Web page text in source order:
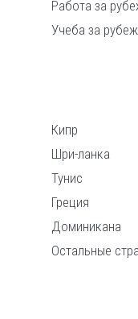
Работа за
Учеба за
Кипр
Шри-ланка
Тунис
Греция
Доминикана
Остальные